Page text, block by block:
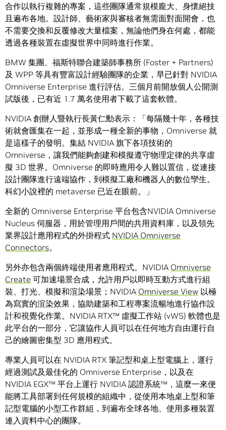
合作以執行複雜的專案，這些團隊通常規模龐大、身懷絕技
且遍布各地。設計師、藝術家與審核者無需面對面開會，也
不需要交換和反覆修改大量檔案，無論他們身在何處，都能
透過各種裝置在虛擬世界中同時進行作業。
BMW 集團、福斯特聯合建築師事務所 (Foster + Partners)
及 WPP 等具有豐富設計經驗團隊的企業，早已針對 NVIDIA
Omniverse Enterprise 進行評估。三個月前開放個人公開測
試版後，已有近 1.7 萬名使用者下載了這套軟體。
NVIDIA 創辦人暨執行長黃仁勳表示：「每隔幾十年，各種技
術就會匯集在一起，並形成一種全新的事物，Omniverse 就
是這樣子的發明。集結 NVIDIA 旗下各項技術的
Omniverse，讓我們能夠創建和模擬遵守物理定律的共享虛
擬 3D 世界。Omniverse 的即時應用令人難以置信，從連接
設計團隊進行遠端協作，到模擬工廠和機器人的數位孿生。
科幻小說裡的 metaverse 已近在眼前。」
全新的 Omniverse Enterprise 平台包含NVIDIA Omniverse
Nucleus 伺服器，用於管理用戶間的共用資料庫，以及領先
業界設計應用程式的外掛程式 NVIDIA Omniverse
Connectors。
另外亦包含兩個終端使用者應用程式。NVIDIA Omniverse
Create 可加速場景合成，允許用戶以即時互動方式進行組
裝、打光、模擬和渲染場景；NVIDIA Omniverse View 以極
為寫實的渲染效果，協助建築和工程專案流暢地進行協作設
計和視覺化作業。NVIDIA RTX™ 虛擬工作站 (vWS) 軟體也是
此平台的一部分，它讓協作人員可以在任何地方自由運行自
己的繪圖密集型 3D 應用程式。
專業人員可以在 NVIDIA RTX 筆記型和桌上型電腦上，運行
經過測試及最佳化的 Omniverse Enterprise，以及在
NVIDIA EGX™ 平台上運行 NVIDIA 認證系統™，這麼一來便
能將工具部署到任何規模的組織中，從使用本地桌上型和筆
記型電腦的小型工作群組，到遍布全球各地、使用多種裝置
連入資料中心的團隊。